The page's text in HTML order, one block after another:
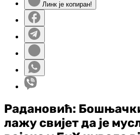
Линк је копиран!
Радановић:
лажу свијет да је